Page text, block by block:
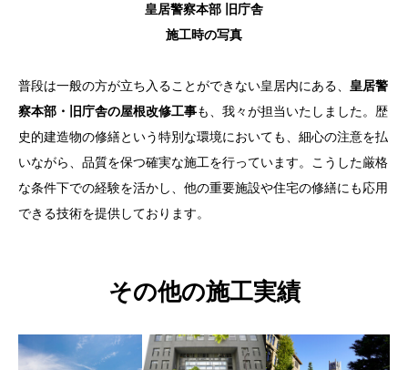
皇居警察本部 旧庁舎
施工時の写真
普段は一般の方が立ち入ることができない皇居内にある、 皇居警
察本部・旧庁舎の屋根改修工事も、我々が担当いたしました。歴
史的建造物の修繕という特別な環境においても、細心の注意を払
いながら、品質を保つ確実な施工を行っています。こうした厳格
な条件下での経験を活かし、他の重要施設や住宅の修繕にも応用
できる技術を提供しております。
その他の施工実績